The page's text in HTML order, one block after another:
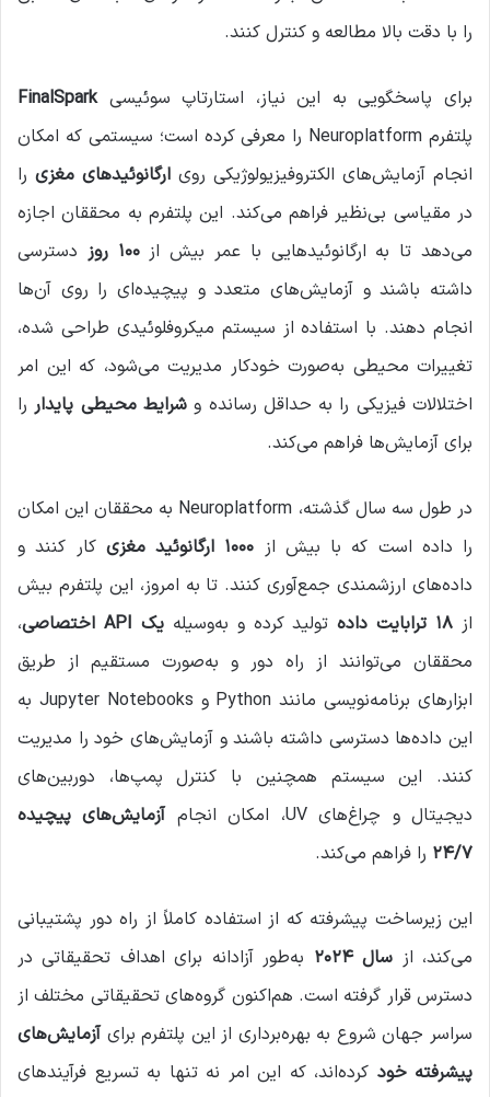
را با دقت بالا مطالعه و کنترل کنند.
برای پاسخگویی به این نیاز، استارتاپ سوئیسیFinalSpark
پلتفرم Neuroplatform را معرفی کرده است؛ سیستمی که امکان
انجام آزمایش‌های الکتروفیزیولوژیکی روی ارگانوئیدهای مغزی را
در مقیاسی بی‌نظیر فراهم می‌کند. این پلتفرم به محققان اجازه
می‌دهد تا به ارگانوئیدهایی با عمر بیش از۱۰۰ روز
دسترسی
داشته باشند و آزمایش‌های متعدد و پیچیده‌ای را روی آن‌ها
انجام دهند. با استفاده از سیستم میکروفلوئیدی طراحی شده،
تغییرات محیطی به‌صورت خودکار مدیریت می‌شود، که این امر
اختلالات فیزیکی را به حداقل رسانده وشرایط محیطی پایداررا
برای آزمایش‌ها فراهم می‌کند.
در طول سه سال گذشته، Neuroplatform به محققان این امکان
را داده است که با بیش از ۱۰۰۰ ارگانوئید مغزی
کار کنند و
داده‌های ارزشمندی جمع‌آوری کنند. تا به امروز، این پلتفرم بیش
از ۱۸ ترابایت داده تولید کرده و به‌وسیلهیک API اختصاصی
،
محققان می‌توانند از راه دور و به‌صورت مستقیم از طریق
ابزارهای برنامه‌نویسی مانند Python و Jupyter Notebooks به
این داده‌ها دسترسی داشته باشند و آزمایش‌های خود را مدیریت
کنند. این سیستم همچنین با کنترل پمپ‌ها، دوربین‌های
دیجیتال و چراغ‌های UV، امکان انجام
آزمایش‌های پیچیده
۲۴/۷ را فراهم می‌کند.
این زیرساخت پیشرفته که از استفاده کاملاً از راه دور پشتیبانی
می‌کند، از سال ۲۰۲۴
به‌طور آزادانه برای اهداف تحقیقاتی در
دسترس قرار گرفته است. هم‌اکنون گروه‌های تحقیقاتی مختلف از
سراسر جهان شروع به بهره‌برداری از این پلتفرم برایآزمایش‌های
پیشرفته خود کرده‌اند، که این امر نه تنها به تسریع فرآیندهای